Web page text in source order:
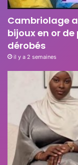
Cambriolage
bijoux en or de
dérobés
il y a 2 semaines